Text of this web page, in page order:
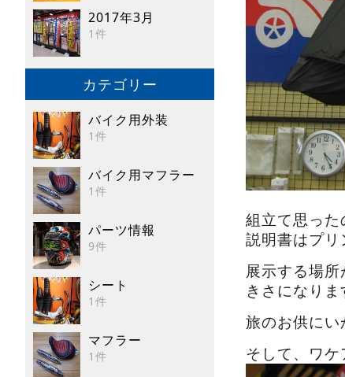
2017年3月
1件
カテゴリー
バイク用外装
1件
バイク用マフラー
1件
パーツ情報
9件
シート
1件
マフラー
1件
組立て思った
説明書はプリ
展示する場
きさになり
旅のお供にい
そして、ワケ